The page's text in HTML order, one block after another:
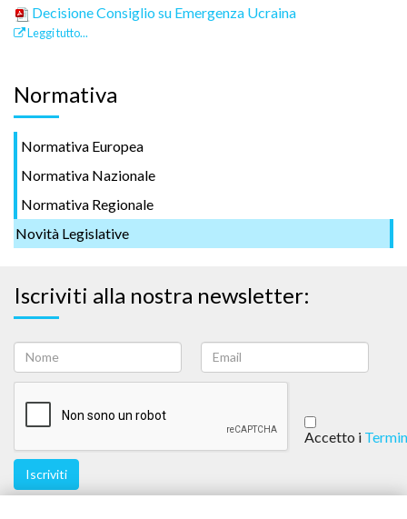
Decisione Consiglio su Emergenza Ucraina
Leggi tutto...
Normativa
Normativa Europea
Normativa Nazionale
Normativa Regionale
Novità Legislative
Iscriviti alla nostra newsletter:
Accetto i
Iscriviti